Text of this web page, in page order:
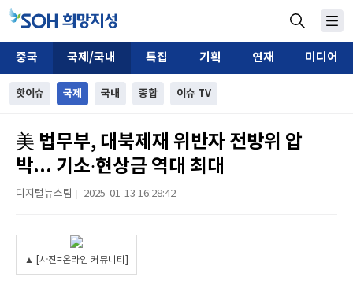
중국 국제/국내 특집 기획 연재 미디어
핫이슈 국제 국내 종합 이슈 TV
美 법무부, 대북제재 위반자 전방위 압
박... 기소∙현상금 역대 최대
디지털뉴스팀 2025-01-13 16:28:42
▲ [사진=온라인 커뮤니티]